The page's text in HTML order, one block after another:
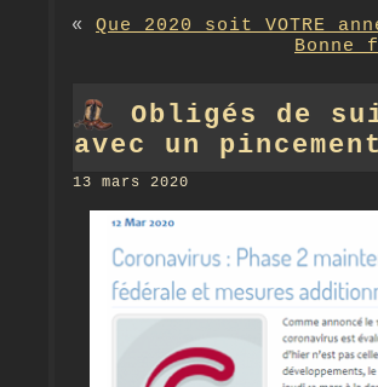
« Que 2020 soit VOTRE
Obligés de
avec un
13 mars 2020